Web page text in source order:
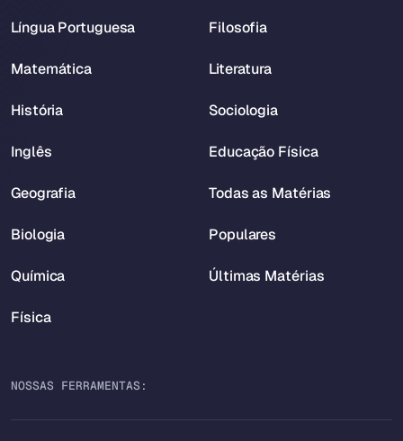
Língua Portuguesa
Matemática
História
Inglês
Geografia
Biologia
Química
Física
Filosofia
Literatura
Sociologia
Educação Física
Todas as Matérias
Populares
Últimas Matérias
NOSSAS FERRAMENTAS: